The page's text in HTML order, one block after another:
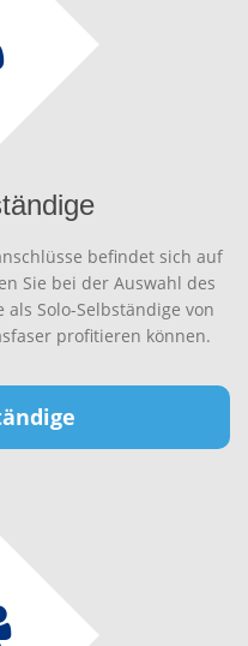
befindet sich auf
Sie bei der Auswahl des
Solo-Selbständige von
profitieren können.